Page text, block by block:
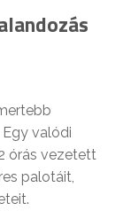
valódi
órás vezetett
palotáit,